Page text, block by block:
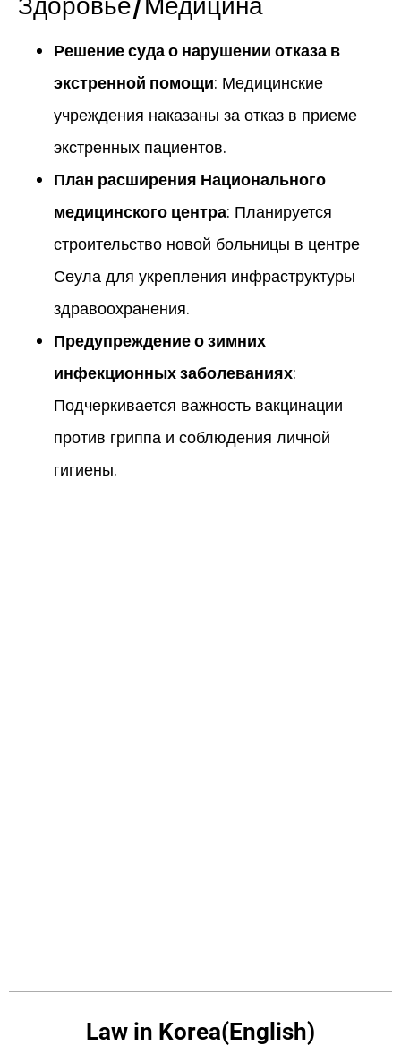
Решение суда о нарушении отказа в
экстренной помощи: Медицинские
учреждения наказаны за отказ в приеме
экстренных пациентов.
План расширения Национального
медицинского центра: Планируется
строительство новой больницы в центре
Сеула для укрепления инфраструктуры
здравоохранения.
Предупреждение о зимних
инфекционных заболеваниях:
Подчеркивается важность вакцинации
против гриппа и соблюдения личной
гигиены.
Law in Korea(English)